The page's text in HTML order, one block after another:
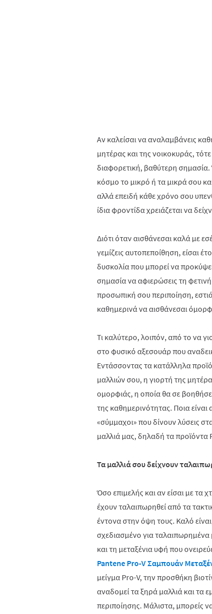
Αν καλείσαι να αναλαμβάνεις
μητέρας και της νοικοκυράς,
διαφορετική, βαθύτερη σημασία.
κόσμο το μικρό ή τα μικρά σου
αλλά επειδή κάθε χρόνο σου
ίδια φροντίδα χρειάζεται να
Διότι όταν αισθάνεσαι καλά με
γεμίζεις αυτοπεποίθηση, είσαι
δυσκολία που μπορεί να
σημασία να αφιερώσεις τη
προσωπική σου περιποίηση,
καθημερινά να αισθάνεσαι
Τι καλύτερο, λοιπόν, από το να
στο φυσικό αξεσουάρ που
Εντάσσοντας τα κατάλληλα
μαλλιών σου, η γιορτή της
ομορφιάς, η οποία θα σε
της καθημερινότητας. Ποια
«σύμμαχοι» που δίνουν λύσεις
μαλλιά μας, δηλαδή τα προϊόντα
Τα μαλλιά σου δείχνουν
Όσο επιμελής και αν είσαι με τα
έχουν ταλαιπωρηθεί από τα
έντονα στην όψη τους. Καλό
σχεδιασμένο για ταλαιπωρημένα
και τη μεταξένια υφή που
Pantene Pro-V Σαμπουάν
μείγμα Pro-V, την προσθήκη
αναδομεί τα ξηρά μαλλιά και τα
περιποίησης. Μάλιστα, μπορείς